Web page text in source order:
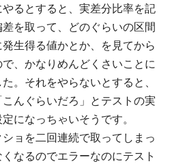
るとすると、実差分比率を記
を取って、どのぐらいの区間
生得る値かとか、を見てから
、かなりめんどくさいことに
。それをやらないとすると、
んぐらいだろ」とテストの実
になっちゃいそうです。
ョを二回連続で取ってしまっ
なるのでエラーなのにテスト